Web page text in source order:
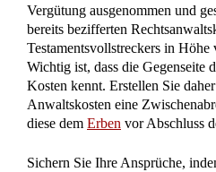
Vergütung ausgenommen und
bereits bezifferten
Testamentsvollstreckers in
Wichtig ist, dass die Gegenseite
Kosten kennt. Erstellen Sie
Anwaltskosten eine
diese dem Erben vor Abschluss
Sichern Sie Ihre Ansprüche,